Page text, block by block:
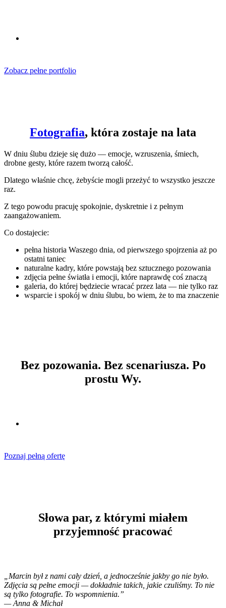
Zobacz pełne portfolio
Fotografia, która zostaje na lata
W dniu ślubu dzieje się dużo — emocje, wzruszenia, śmiech,
drobne gesty, które razem tworzą całość.
Dlatego właśnie chcę, żebyście mogli przeżyć to wszystko jeszcze
raz.
Z tego powodu pracuję spokojnie, dyskretnie i z pełnym
zaangażowaniem.
Co dostajecie:
pełna historia Waszego dnia, od pierwszego spojrzenia aż po
ostatni taniec
naturalne kadry, które powstają bez sztucznego pozowania
zdjęcia pełne światła i emocji, które naprawdę coś znaczą
galeria, do której będziecie wracać przez lata — nie tylko raz
wsparcie i spokój w dniu ślubu, bo wiem, że to ma znaczenie
Bez pozowania. Bez scenariusza. Po
prostu Wy.
Poznaj pełną ofertę
Słowa par, z którymi miałem
przyjemność pracować
„Marcin był z nami cały dzień, a jednocześnie jakby go nie było.
Zdjęcia są pełne emocji — dokładnie takich, jakie czuliśmy. To nie
są tylko fotografie. To wspomnienia.”
— Anna & Michał